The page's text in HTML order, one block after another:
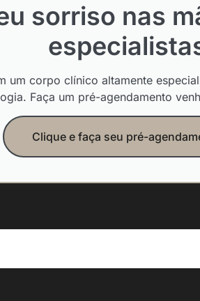
sorriso nas
um corpo clínico altamente
Faça um pré-agendamento
Clique e faça seu pré-